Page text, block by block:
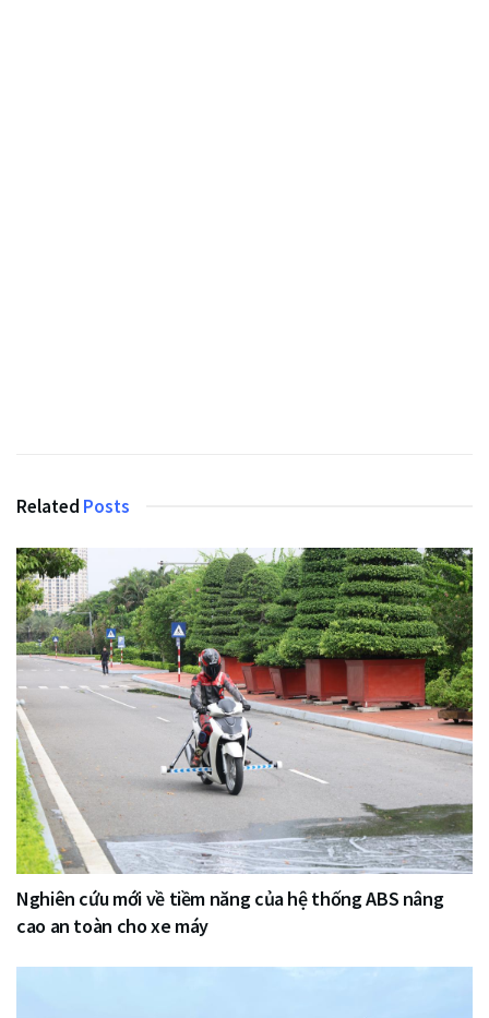
Related Posts
Nghiên cứu mới về tiềm năng của hệ thống ABS nâng
cao an toàn cho xe máy